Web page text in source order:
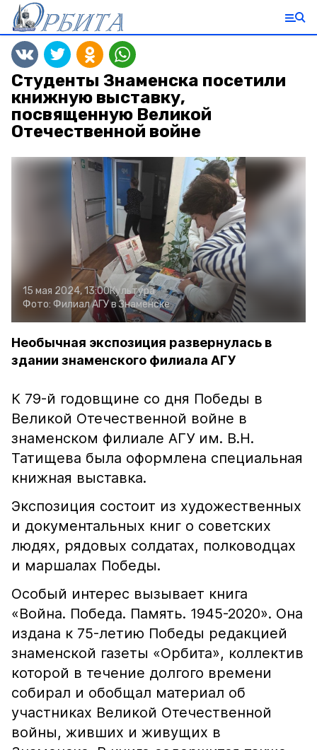
Студенты Знаменска посетили
книжную выставку,
посвященную Великой
Отечественной войне
15 мая 2024, 13:00Культура
Фото: Филиал АГУ в Знаменске
Необычная экспозиция развернулась в
здании знаменского филиала АГУ
К 79-й годовщине со дня Победы в
Великой Отечественной войне в
знаменском филиале АГУ им. В.Н.
Татищева была оформлена специальная
книжная выставка.
Экспозиция состоит из художественных
и документальных книг о советских
людях, рядовых солдатах, полководцах
и маршалах Победы.
Особый интерес вызывает книга
«Война. Победа. Память. 1945-2020». Она
издана к 75-летию Победы редакцией
знаменской газеты «Орбита», коллектив
которой в течение долгого времени
собирал и обобщал материал об
участниках Великой Отечественной
войны, живших и живущих в